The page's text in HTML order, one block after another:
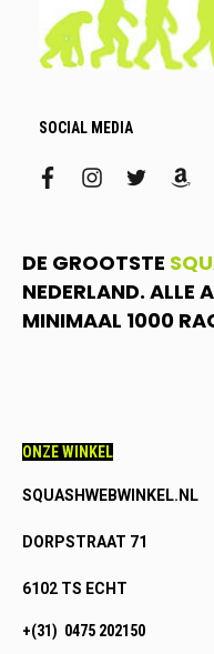
SOCIAL MEDIA
facebookinstagram
twitter
DE GROOTSTE
NEDERLAND. ALLE
MINIMAAL 1000
ONZE WINKEL
SQUASHWEBWINKEL.NL
DORPSTRAAT 71
6102 TS ECHT
+(31) 0475 202150